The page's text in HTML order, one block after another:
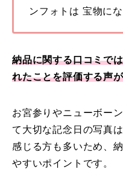
ンフォトは 宝物にな
納品に関する口コミで
れたことを評価する声
お宮参りやニューボー
て大切な記念日の写真
感じる方も多いため、
やすいポイントです。